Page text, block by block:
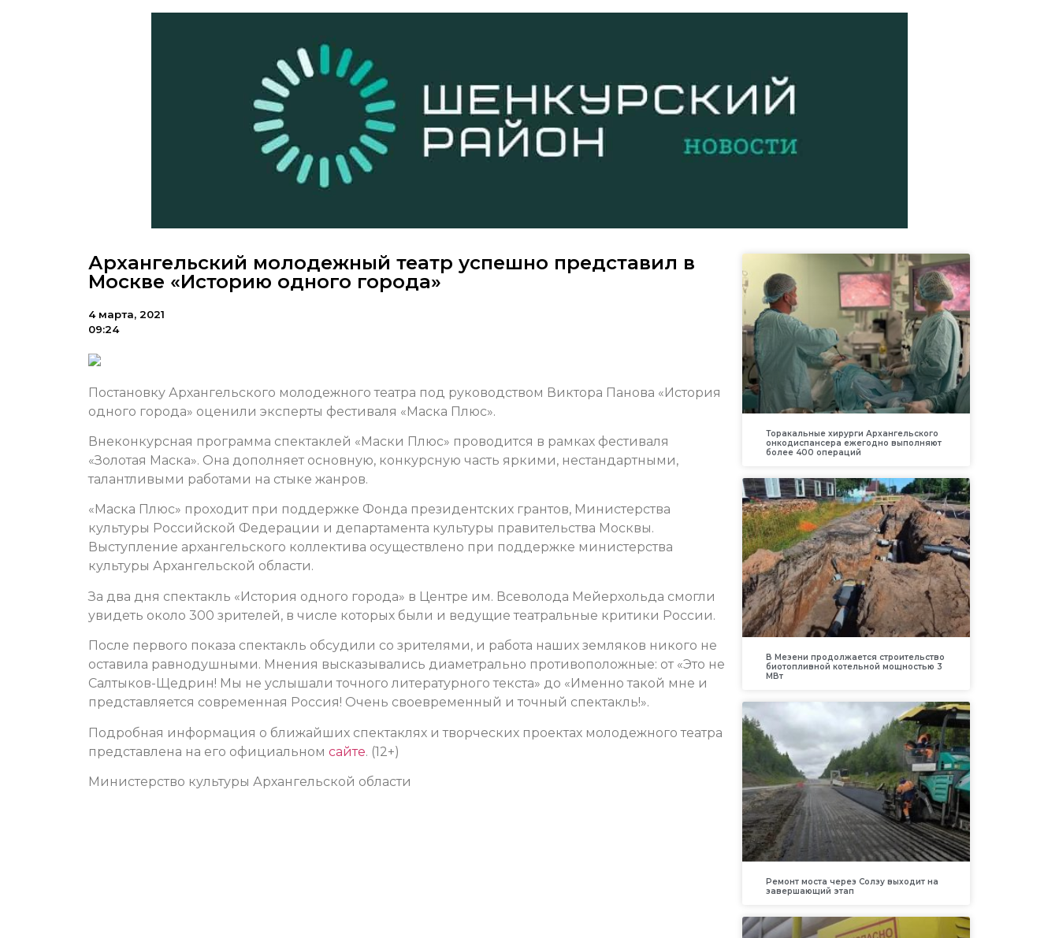
Архангельский молодежный театр успешно представил в
Москве «Историю одного города»
4 марта, 2021
09:24
Постановку Архангельского молодежного театра под руководством Виктора Панова «История
одного города» оценили эксперты фестиваля «Маска Плюс».
Внеконкурсная программа спектаклей «Маски Плюс» проводится в рамках фестиваля
«Золотая Маска». Она дополняет основную, конкурсную часть яркими, нестандартными,
талантливыми работами на стыке жанров.
«Маска Плюс» проходит при поддержке Фонда президентских грантов, Министерства
культуры Российской Федерации и департамента культуры правительства Москвы.
Выступление архангельского коллектива осуществлено при поддержке министерства
культуры Архангельской области.
За два дня спектакль «История одного города» в Центре им. Всеволода Мейерхольда смогли
увидеть около 300 зрителей, в числе которых были и ведущие театральные критики России.
После первого показа спектакль обсудили со зрителями, и работа наших земляков никого не
оставила равнодушными. Мнения высказывались диаметрально противоположные: от «Это не
Салтыков-Щедрин! Мы не услышали точного литературного текста» до «Именно такой мне и
представляется современная Россия! Очень своевременный и точный спектакль!».
Подробная информация о ближайших спектаклях и творческих проектах молодежного театра
представлена на его официальном сайте. (12+)
Министерство культуры Архангельской области
Торакальные хирурги Архангельского
онкодиспансера ежегодно выполняют
более 400 операций
В Мезени продолжается строительство
биотопливной котельной мощностью 3
МВт
Ремонт моста через Солзу выходит на
завершающий этап